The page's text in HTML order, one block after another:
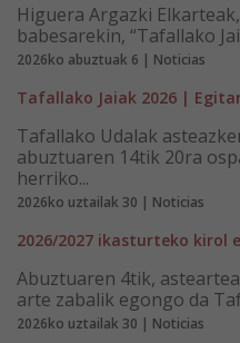
Higuera Argazki
babesarekin, “Tafallako
2026ko abuztuak 6 | Noticias
Tafallako Jaiak 2026 |
Tafallako Udalak
abuztuaren 14tik 20ra
herriko...
2026ko uztailak 30 | Noticias
2026/2027 ikasturteko kirol
Abuztuaren 4tik,
arte zabalik egongo da
2026ko uztailak 30 | Noticias